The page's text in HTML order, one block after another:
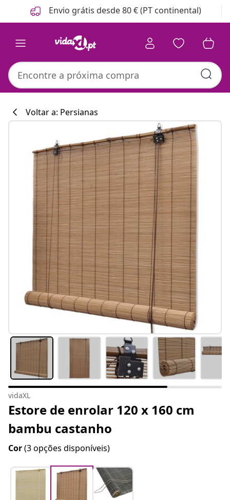
Anterior
Seguinte Envio grátis desde 80 € (PT continental)
Voltar a: Persianas
vidaXL
Estore de enrolar 120 x 160 cm
bambu castanho
Cor(3 opções disponíveis)